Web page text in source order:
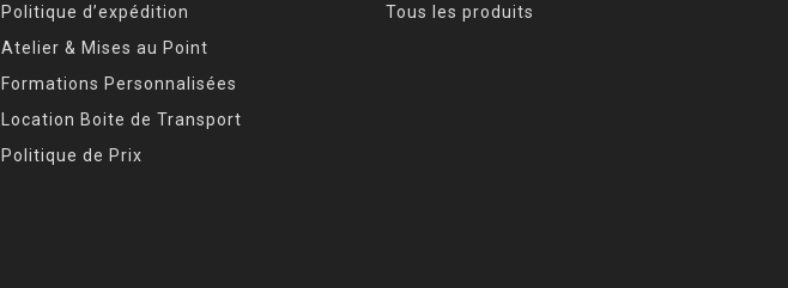
Politique d’expédition
Atelier & Mises au Point
Formations Personnalisées
Location Boite de Transport
Politique de Prix
Tous les produits